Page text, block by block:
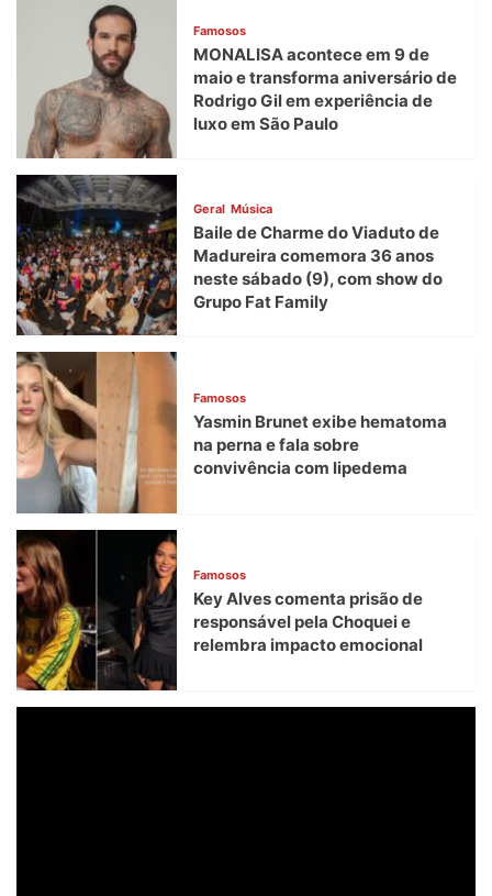
Famosos
MONALISA acontece em 9 de
maio e transforma aniversário de
Rodrigo Gil em experiência de
luxo em São Paulo
Geral Música
Baile de Charme do Viaduto de
Madureira comemora 36 anos
neste sábado (9), com show do
Grupo Fat Family
Famosos
Yasmin Brunet exibe hematoma
na perna e fala sobre
convivência com lipedema
Famosos
Key Alves comenta prisão de
responsável pela Choquei e
relembra impacto emocional